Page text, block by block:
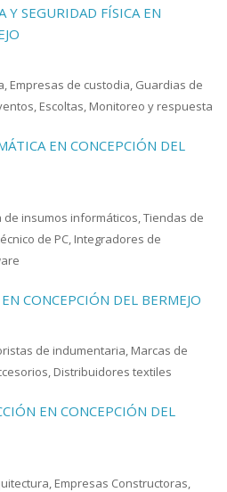
Y SEGURIDAD FÍSICA EN
Empresas de custodia, Guardias de
Escoltas, Monitoreo y respuesta
EN CONCEPCIÓN DEL
de insumos informáticos, Tiendas de
de PC, Integradores de
CONCEPCIÓN DEL BERMEJO
de indumentaria, Marcas de
Distribuidores textiles
EN CONCEPCIÓN DEL
Empresas Constructoras,